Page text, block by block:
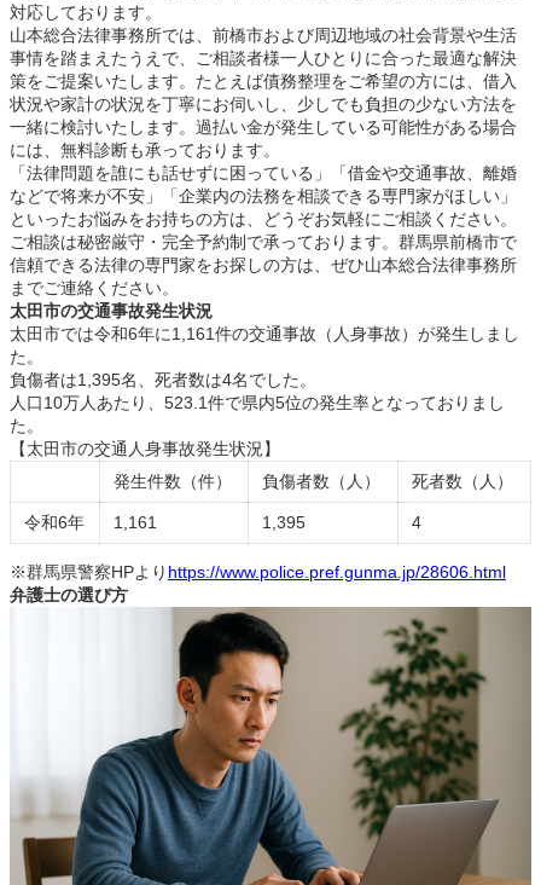
対応しております。
山本総合法律事務所では、前橋市および周辺地域の社会背景や生活
事情を踏まえたうえで、ご相談者様一人ひとりに合った最適な解決
策をご提案いたします。たとえば債務整理をご希望の方には、借入
状況や家計の状況を丁寧にお伺いし、少しでも負担の少ない方法を
一緒に検討いたします。過払い金が発生している可能性がある場合
には、無料診断も承っております。
「法律問題を誰にも話せずに困っている」「借金や交通事故、離婚
などで将来が不安」「企業内の法務を相談できる専門家がほしい」
といったお悩みをお持ちの方は、どうぞお気軽にご相談ください。
ご相談は秘密厳守・完全予約制で承っております。群馬県前橋市で
信頼できる法律の専門家をお探しの方は、ぜひ山本総合法律事務所
までご連絡ください。
太田市の交通事故発生状況
太田市では令和6年に1,161件の交通事故（人身事故）が発生しまし
た。
負傷者は1,395名、死者数は4名でした。
人口10万人あたり、523.1件で県内5位の発生率となっておりまし
た。
【太田市の交通人身事故発生状況】
発生件数（件）
負傷者数（人） 死者数（人）
令和6年 1,161 1,395 4
※群馬県警察HPより https://www.police.pref.gunma.jp/28606.html
弁護士の選び方